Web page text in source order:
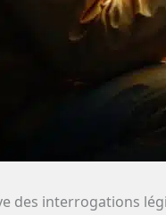
des interrogations